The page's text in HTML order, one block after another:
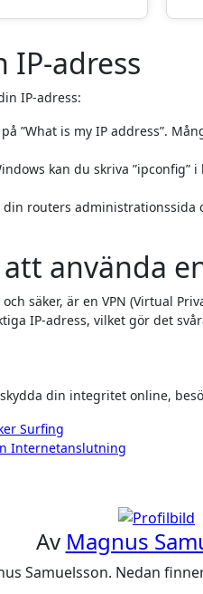
adress
IP-adress:
”What is my IP address”.
kan du skriva ”ipconfig”
routers
använda
säker, är en VPN (Virtual
IP-adress, vilket gör det
din integritet online,
Surfing
Internetanslutning
Av Magnus
Samuelsson. Nedan